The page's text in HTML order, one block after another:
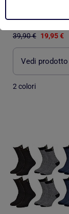
39,90 € 19,95 €
Vedi prodotto
2 colori